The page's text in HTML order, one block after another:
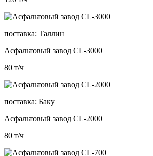
поставка: Таллин
Асфальтовый завод CL-3000
80 т/ч
поставка: Баку
Асфальтовый завод CL-2000
80 т/ч